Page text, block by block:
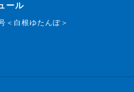
ール
＜白根ゆたんぽ＞